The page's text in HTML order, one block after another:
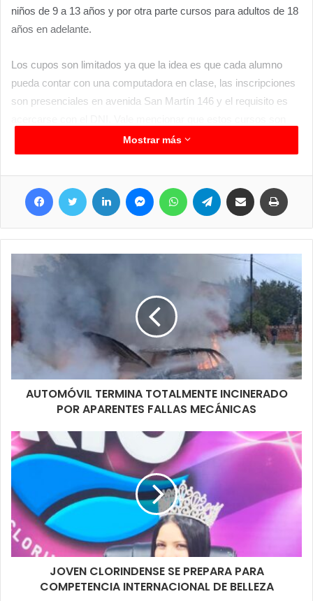
niños de 9 a 13 años y por otra parte cursos para adultos de 18
años en adelante.
Los cupos son limitados ya que la idea es que cada alumno
pueda contar con una computadora en clase, las inscripciones
son presenciales en avenida San Martín 146 y el requisito es
ideales para principiantes por lo que no es necesario conocer
detalles básicos del uso de estas herramientas tecnológicas, es
tener intención de aprender. Podes acercarte para las
inscripciones de lunes a viernes de 8 a 12 y de 15 a 18 hs.
Mostrar más
AUTOMÓVIL TERMINA TOTALMENTE INCINERADO
POR APARENTES FALLAS MECÁNICAS
JOVEN CLORINDENSE SE PREPARA PARA
COMPETENCIA INTERNACIONAL DE BELLEZA